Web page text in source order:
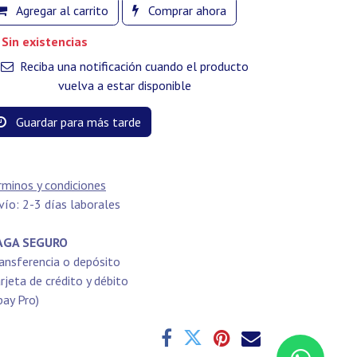
Agregar al carrito
Comprar ahora
Sin existencias
Reciba una notificación cuando el producto
vuelva a estar disponible
Guardar para más tarde
y condiciones
2-3 días laborales
SEGURO
o depósito
de crédito y débito
Pro)